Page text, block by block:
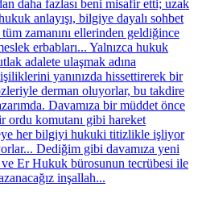
daha fazlası beni misafir etti; uzak
anlayışı, bilgiye dayalı sohbet
zamanını ellerinden geldiğince
erbabları... Yalnızca hukuk
adalete ulaşmak adına
yanınızda hissettirerek bir
derman oluyorlar, bu takdire
Davamıza bir müddet önce
ordu komutanı gibi hareket
her bilgiyi hukuki titizlikle işliyor
Dediğim gibi davamıza yeni
ve Er Hukuk bürosunun tecrübesi ile
inşallah...